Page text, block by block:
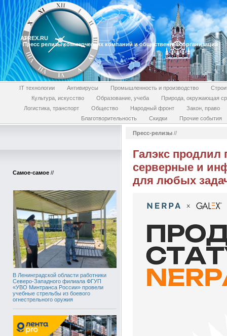
ATREX.RU
Пресс релизы коммерческих компаний и общественных организаций
IT технологии Антивирусы Промышленность и производство
Культура, искусство
Образование, учеба
Природа, окружающая
Логистика, транспорт
Общество Народный фронт
Закон, право
Благотворительность
Скидки Прочие события
Самое-самое //
В Ленинградской области работники
Северо-Западного филиала ФГУП
«УВО Минтранса России» провели
учебные стрельбы из боевого
огнестрельного оружия
Пресс-релизы //
Галэкс продлил
серверные и
для любых